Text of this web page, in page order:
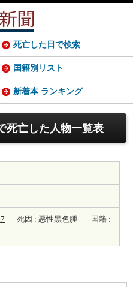
死亡した人物一覧表
死因 : 悪性黒色腫
国籍 :
死亡した日で検索
国籍別リスト
新着本 ランキング